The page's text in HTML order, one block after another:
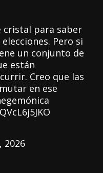
cristal para saber
Pero si
un conjunto de
están
Creo que las
en ese
2026